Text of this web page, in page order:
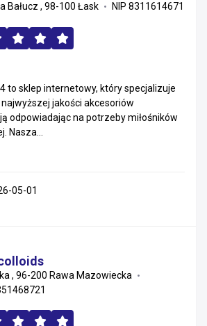
Bałucz , 98-100 Łask NIP 8311614671
to sklep internetowy, który specjalizuje
jakości akcesoriów
odpowiadając na potrzeby miłośników
Nasza...
05-01
, 96-200 Rawa Mazowiecka